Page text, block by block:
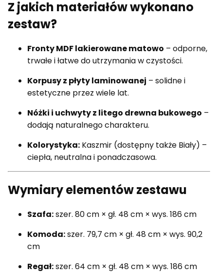
Z jakich materiałów wykonano
zestaw?
Fronty MDF lakierowane matowo – odporne,
trwałe i łatwe do utrzymania w czystości.
Korpusy z płyty laminowanej – solidne i
estetyczne przez wiele lat.
Nóżki i uchwyty z litego drewna bukowego –
dodają naturalnego charakteru.
Kolorystyka: Kaszmir (dostępny także Biały) –
ciepła, neutralna i ponadczasowa.
Wymiary elementów zestawu
Szafa:szer. 80 cm × gł. 48 cm × wys. 186 cm
Komoda:szer. 79,7 cm × gł. 48 cm × wys. 90,2
cm
Regał:szer. 64 cm × gł. 48 cm × wys. 186 cm